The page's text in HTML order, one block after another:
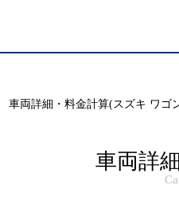
/home/drpnw/netwankun.com/
車両詳細・料金計算(スズキ ワゴ
車両詳